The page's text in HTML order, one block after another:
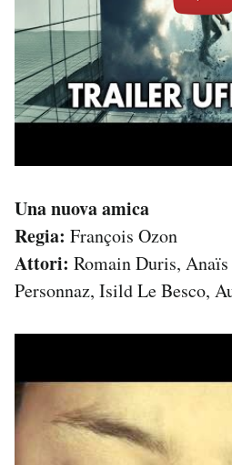
Una nuova amica
Regia: François Ozon
Attori: Romain Duris,
Personnaz, Isild Le Besco,